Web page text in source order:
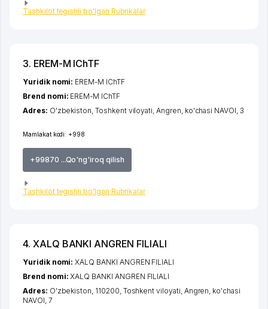
Tashkilot tegishli bo'lgan Rubrikalar
3. EREM-M IChTF
Mamlakat kodi: +998
+99870 ...Qo'ng'iroq qilish
Tashkilot tegishli bo'lgan Rubrikalar
Yuridik nomi: EREM-M IChTF
Brend nomi: EREM-M IChTF
Adres: O'zbekiston,Toshkent viloyati,Angren, ko'chasi NAVOI, 3
4. XALQ BANKI ANGREN FILIALI
Yuridik nomi:XALQ BANKI ANGREN FILIALI
Brend nomi:XALQ BANKI ANGREN FILIALI
Adres: O'zbekiston, 110200, Toshkent viloyati Angren ko'chasi
NAVOI , 7